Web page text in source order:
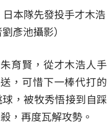
本隊先發投手才木浩
彥池攝影）
育賢，從才木浩人手
，可惜下一棒代打的
，被牧秀悟接到自踩
，再度瓦解攻勢。